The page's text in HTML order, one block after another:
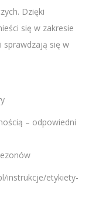
Dzięki
się w zakresie
sprawdzają się w
– odpowiedni
instrukcje/etykiety-